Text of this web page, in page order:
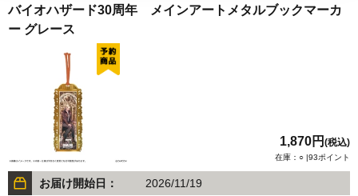
バイオハザード30周年 メインアートメタルブックマーカ
ー グレース
1,870円 (税込)
在庫：○ |93ポイント
お届け開始日： 2026/11/19